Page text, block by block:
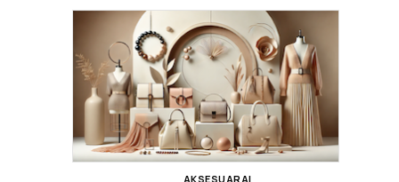
AKSESUARAI